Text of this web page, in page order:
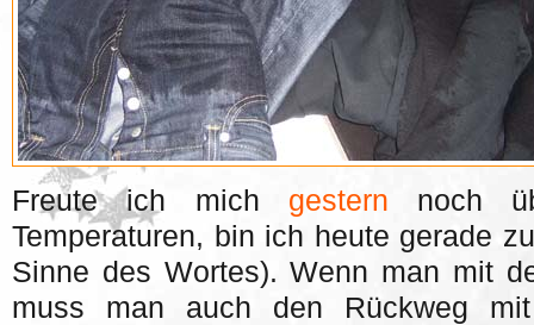
Freute ich mich gestern noch
Temperaturen, bin ich heute gerade
Sinne des Wortes). Wenn man mit
muss man auch den Rückweg